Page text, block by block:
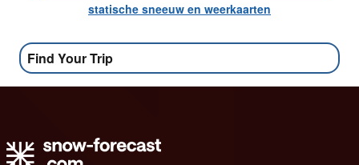
statische sneeuw en weerkaarten
Find Your Trip